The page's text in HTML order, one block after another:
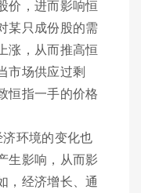
价，进而影响恒
某只成份股的需
涨，从而推高恒
市场供应过剩
恒指一手的价格
环境的变化也
生影响，从而影
，经济增长、通